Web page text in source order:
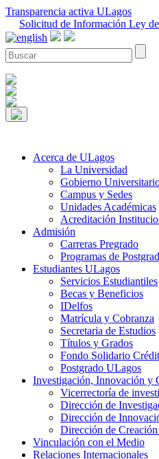
Transparencia activa ULagos
Solicitud de Información Ley
Acerca de ULagos
La Universidad
Gobierno
Campus y Sedes
Unidades Académicas
Acreditación
Admisión
Carreras Pregrado
Programas de
Estudiantes ULagos
Servicios Estudiantiles
Becas y Beneficios
IDelfos
Matrícula y Cobranza
Secretaria de Estudios
Títulos y Grados
Fondo Solidario
Postgrado ULagos
Investigación, Innovación y
Vicerrectoría de
Dirección de
Dirección de
Dirección de
Vinculación con el Medio
Relaciones Internacionales